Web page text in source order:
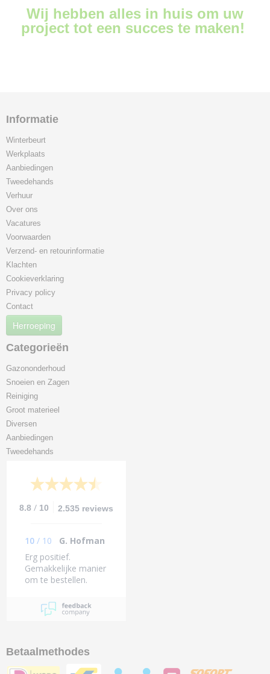
Wij hebben alles in huis om uw
project tot een succes te maken!
Informatie
Winterbeurt
Werkplaats
Aanbiedingen
Tweedehands
Verhuur
Over ons
Vacatures
Voorwaarden
Verzend- en retourinformatie
Klachten
Cookieverklaring
Privacy policy
Contact
Herroeping
Categorieën
Gazononderhoud
Snoeien en Zagen
Reiniging
Groot materieel
Diversen
Aanbiedingen
Tweedehands
8.8 / 10 2.535 reviews
10 / 10
G. Hofman
Erg positief.
Gemakkelijke manier
om te bestellen.
geleverd (midden van
het land).
Betaalmethodes